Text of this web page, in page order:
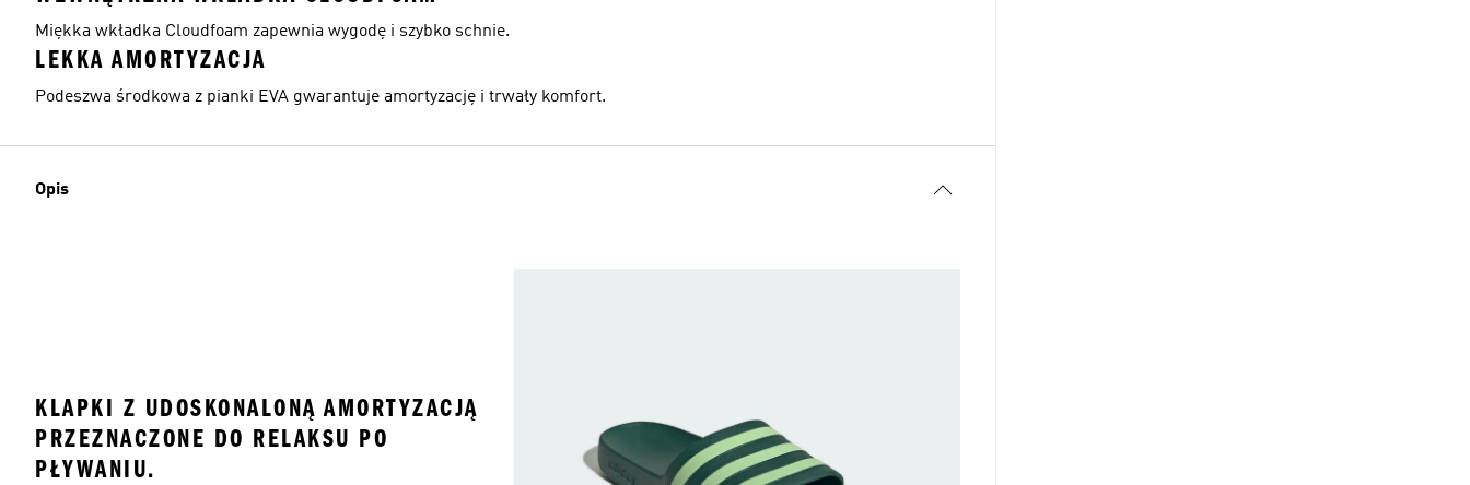
Miękka wkładka Cloudfoam zapewnia wygodę i szybko schnie.
LEKKA AMORTYZACJA
Podeszwa środkowa z pianki EVA gwarantuje amortyzację i trwały komfort.
Opis
KLAPKI Z UDOSKONALONĄ AMORTYZACJĄ
PRZEZNACZONE DO RELAKSU PO
PŁYWANIU.